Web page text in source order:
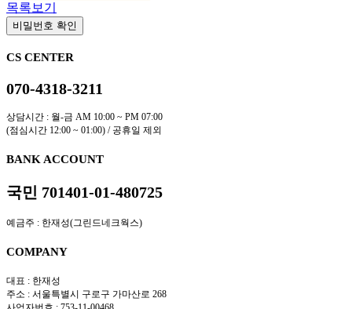
목록보기
비밀번호 확인
CS CENTER
070-4318-3211
상담시간 : 월-금 AM 10:00 ~ PM 07:00
(점심시간 12:00 ~ 01:00) / 공휴일 제외
BANK ACCOUNT
국민 701401-01-480725
예금주 : 한재성(그린드네크웍스)
COMPANY
대표 : 한재성
주소 : 서울특별시 구로구 가마산로 268